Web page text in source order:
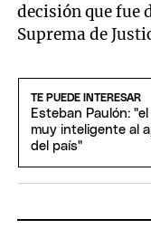
decisión que fue
Suprema de
TE PUEDE INTERESAR
Esteban Paulón:
muy inteligente al
del país"